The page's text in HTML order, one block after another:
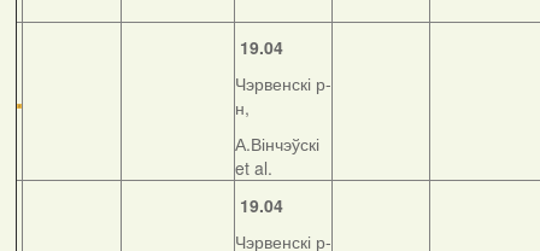
19.04
Чэрвенскі р-
н,
А.Вінчэўскі
et al.
19.04
Чэрвенскі р-